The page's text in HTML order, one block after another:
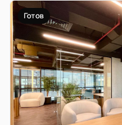
Готов